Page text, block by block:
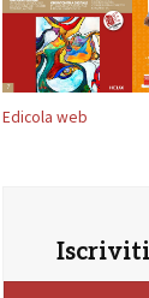
Edicola web